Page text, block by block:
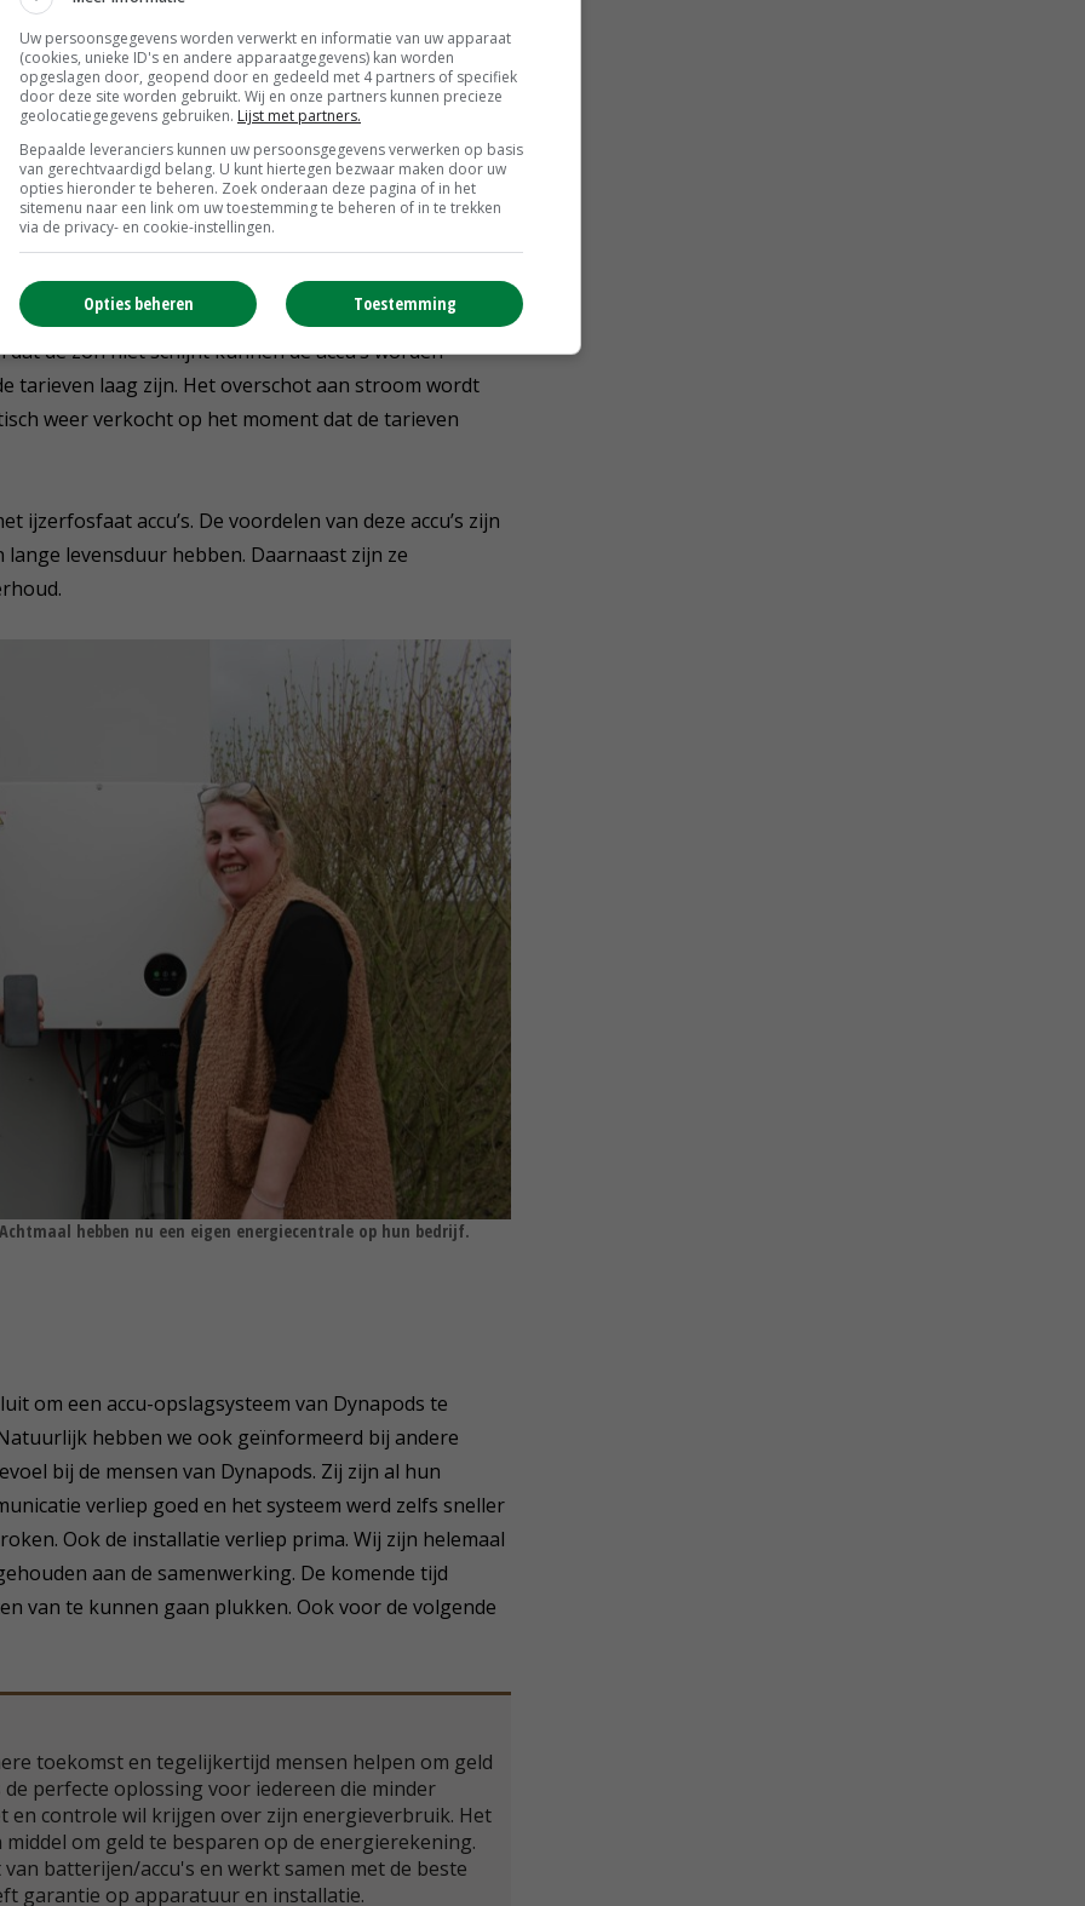
op zijn pad. ‘Mijn broer is ook ondernemer en
Dynapods , die vertelde over hun systeem. Hij heeft
langs moest gaan en dat heeft hij gedaan. Dynapods
verhaal van hen was helder en duidelijk en
Boomkwekerij Oostvogels een containeraccu met 100
kunnen Luchiard en Sophia exact zien hoe de opslag
zonne-energie wordt overdag opgeslagen en kan
de zon niet schijnt kunnen de accu’s worden
tarieven laag zijn. Het overschot aan stroom wordt
weer verkocht op het moment dat de tarieven
ijzerfosfaat accu’s. De voordelen van deze accu’s zijn
levensduur hebben. Daarnaast zijn ze
hebben nu een eigen energiecentrale op hun bedrijf.
om een accu-opslagsysteem van Dynapods te
hebben we ook geïnformeerd bij andere
bij de mensen van Dynapods. Zij zijn al hun
verliep goed en het systeem werd zelfs sneller
Ook de installatie verliep prima. Wij zijn helemaal
aan de samenwerking. De komende tijd
van te kunnen gaan plukken. Ook voor de volgende
toekomst en tegelijkertijd mensen helpen om geld
perfecte oplossing voor iedereen die minder
en controle wil krijgen over zijn energieverbruik. Het
om geld te besparen op de energierekening.
batterijen/accu's en werkt samen met de beste
garantie op apparatuur en installatie.
Uw persoonsgegevens worden verwerkt en informatie van uw apparaat
(cookies, unieke ID's en andere apparaatgegevens) kan worden
opgeslagen door, geopend door en gedeeld met 4 partners of specifiek
door deze site worden gebruikt. Wij en onze partners kunnen precieze
geolocatiegegevens gebruiken. Lijst met partners.
Bepaalde leveranciers kunnen uw persoonsgegevens verwerken op basis
van gerechtvaardigd belang. U kunt hiertegen bezwaar maken door uw
opties hieronder te beheren. Zoek onderaan deze pagina of in het
sitemenu naar een link om uw toestemming te beheren of in te trekken
via de privacy- en cookie-instellingen.
Toestemming
Opties beheren